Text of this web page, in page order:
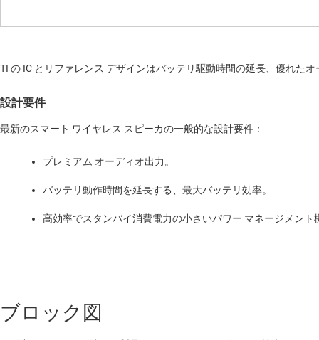
TI の IC とリファレンス デザインはバッテリ駆動時間の延長、優れた
設計要件
最新のスマート ワイヤレス スピーカの一般的な設計要件：
プレミアム オーディオ出力。
バッテリ動作時間を延長する、最大バッテリ効率。
高効率でスタンバイ消費電力の小さいパワー マネージメント
ブロック図